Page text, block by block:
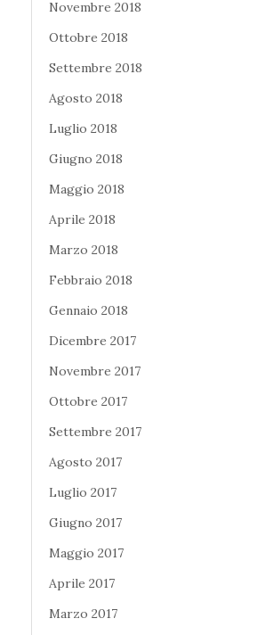
Novembre 2018
Ottobre 2018
Settembre 2018
Agosto 2018
Luglio 2018
Giugno 2018
Maggio 2018
Aprile 2018
Marzo 2018
Febbraio 2018
Gennaio 2018
Dicembre 2017
Novembre 2017
Ottobre 2017
Settembre 2017
Agosto 2017
Luglio 2017
Giugno 2017
Maggio 2017
Aprile 2017
Marzo 2017